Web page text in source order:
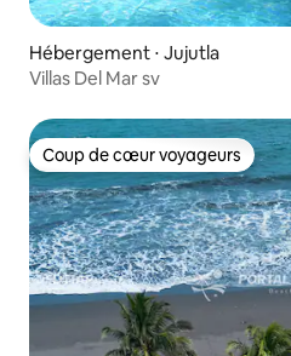
Hébergement ⋅ Jujutla
Villas Del Mar sv
Coup de cœur voyageurs
Coup de cœur voyageurs